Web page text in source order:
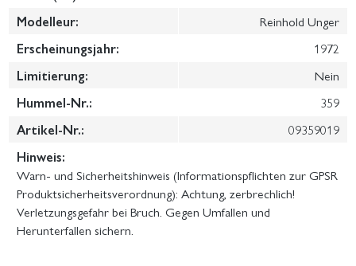
Modelleur:
Reinhold Unger
Erscheinungsjahr:
1972
Limitierung:
Nein
Hummel-Nr.:
359
Artikel-Nr.:
09359019
Hinweis:
Warn- und Sicherheitshinweis (Informationspflichten zur GPSR
Produktsicherheitsverordnung): Achtung, zerbrechlich!
Verletzungsgefahr bei Bruch. Gegen Umfallen und
Herunterfallen sichern.